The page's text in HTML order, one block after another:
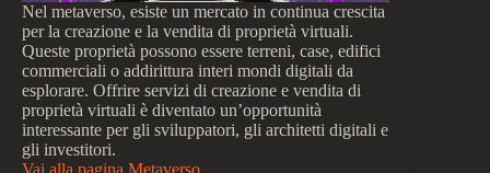
Nel metaverso, esiste un mercato in continua crescita
per la creazione e la vendita di proprietà virtuali.
Queste proprietà possono essere terreni, case, edifici
commerciali o addirittura interi mondi digitali da
esplorare. Offrire servizi di creazione e vendita di
proprietà virtuali è diventato un’opportunità
interessante per gli sviluppatori, gli architetti digitali e
gli investitori.
Vai alla pagina Metaverso